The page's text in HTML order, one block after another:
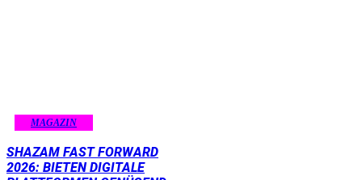
MAGAZIN
SHAZAM FAST FORWARD
2026: BIETEN DIGITALE